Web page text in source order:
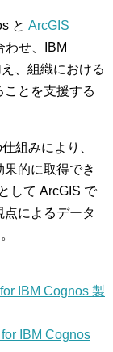
と ArcGIS
わせ、IBM
、組織における
とを支援する
組みにより、
的に取得でき
して ArcGIS で
によるデータ
IBM Cognos 製
IBM Cognos